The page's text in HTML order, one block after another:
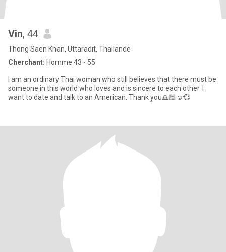
Vin, 44
Thong Saen Khan, Uttaradit, Thailande
Cherchant: Homme 43 - 55
I am an ordinary Thai woman who still believes that there must be
someone in this world who loves and is sincere to each other. I
want to date and talk to an American. Thank you🙏🏻☺️💞